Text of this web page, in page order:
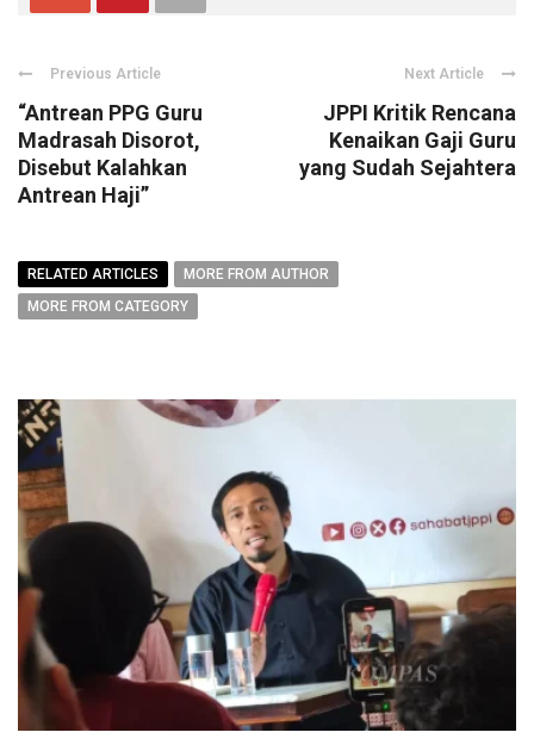
Previous Article
“Antrean PPG Guru
Madrasah Disorot,
Disebut Kalahkan
Antrean Haji”
Next Article
JPPI Kritik Rencana
Kenaikan Gaji Guru
yang Sudah Sejahtera
RELATED ARTICLES
MORE FROM AUTHOR
MORE FROM CATEGORY